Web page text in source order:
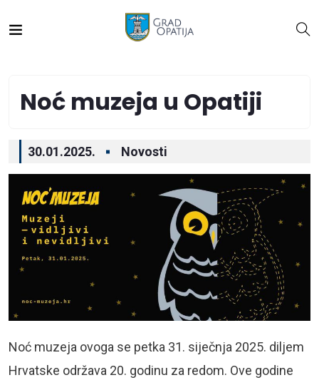
Noć muzeja u Opatiji
30.01.2025. Novosti
Noć muzeja ovoga se petka 31. siječnja 2025. diljem
Hrvatske održava 20. godinu za redom. Ove godine